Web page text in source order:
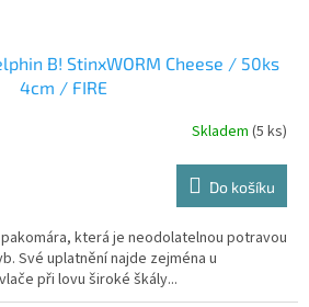
B! StinxWORM Cheese / 50ks
4cm / FIRE
Skladem (5 ks)
Do košíku
která je neodolatelnou potravou
Své uplatnění najde zejména u
při lovu široké škály...